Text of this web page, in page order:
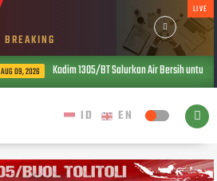
BREAKING
LIVE
AUG 09, 2026 Kodim 1305/BT Salurkan Air Bersih untuk